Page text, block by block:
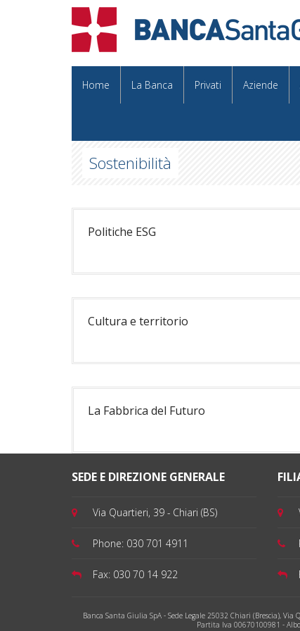
Home La Banca Privati Aziende
Sostenibilità
Politiche ESG
Cultura e territorio
La Fabbrica del Futuro
SEDE E DIREZIONE GENERALE
Via Quartieri, 39 - Chiari (BS)
Phone: 030 701 4911
Fax: 030 70 14 922
Banca Santa Giulia SpA - Sede Legale 25032 Chiari (Brescia),
Partita Iva 00670100981 -